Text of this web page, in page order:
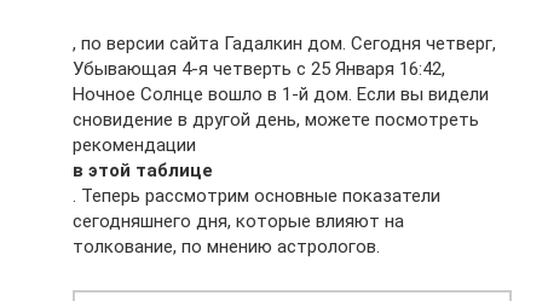
, по версии сайта Гадалкин дом. Сегодня четверг,
Убывающая 4-я четверть с 25 Января 16:42,
Ночное Солнце вошло в 1-й дом. Если вы видели
сновидение в другой день, можете посмотреть
рекомендации
в этой таблице
. Теперь рассмотрим основные показатели
сегодняшнего дня, которые влияют на
толкование, по мнению астрологов.